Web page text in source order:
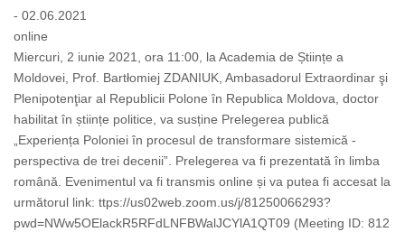
- 02.06.2021
online
Miercuri, 2 iunie 2021, ora 11:00, la Academia de Științe a
Moldovei, Prof. Bartłomiej ZDANIUK, Ambasadorul Extraordinar şi
Plenipotenţiar al Republicii Polone în Republica Moldova, doctor
habilitat în științe politice, va susține Prelegerea publică
„Experiența Poloniei în procesul de transformare sistemică -
perspectiva de trei decenii”. Prelegerea va fi prezentată în limba
română. Evenimentul va fi transmis online și va putea fi accesat la
următorul link: ttps://us02web.zoom.us/j/81250066293?
pwd=NWw5OElackR5RFdLNFBWalJCYlA1QT09 (Meeting ID: 812